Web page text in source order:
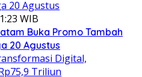
WIB
Buka Promo Tambah
20 Agustus